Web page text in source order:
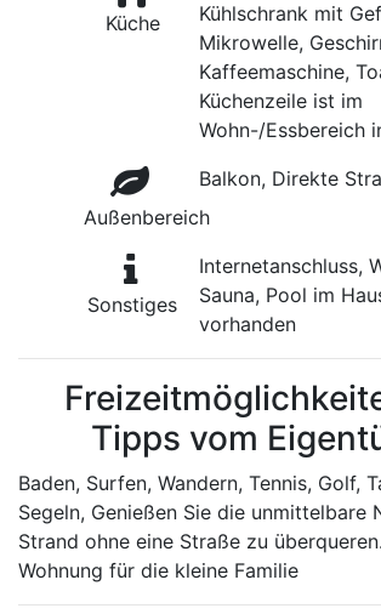
Küche
Kühlschrank mit
Mikrowelle,
Kaffeemaschine,
Küchenzeile ist im
Wohn-/Essbereich
Außenbereich
Balkon, Direkte
Sonstiges
Internetanschluss,
Sauna, Pool im
vorhanden
Tipps vom
Baden, Surfen, Wandern, Tennis, Golf,
Segeln, Genießen Sie die unmittelbare
Strand ohne eine Straße zu
Wohnung für die kleine Familie